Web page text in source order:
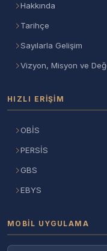
Hakkında
Tarihçe
Sayılarla Gelişim
Vizyon, Misyon ve
HIZLI ERIŞIM
OBİS
PERSİS
GBS
EBYS
MOBIL UYGULAMA